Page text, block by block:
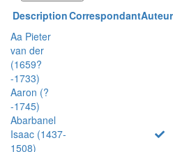
DescriptionCorrespondantAuteur
Aa Pieter
van der
(1659?
-1733)
Aaron (?
-1745)
Abarbanel
Isaac (1437-
1508)